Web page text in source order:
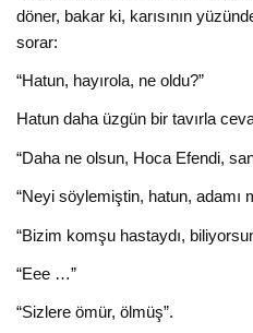
döner, bakar ki, karısının
sorar:
“Hatun, hayırola, ne oldu?”
Hatun daha üzgün bir tavırla
“Daha ne olsun, Hoca Efendi,
“Neyi söylemiştin, hatun, adamı
“Bizim komşu hastaydı,
“Eee …”
“Sizlere ömür, ölmüş”.